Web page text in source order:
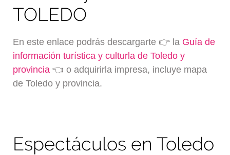
TOLEDO
En este enlace podrás descargarte 👉 la Guía de
información turística y culturla de Toledo y
provincia 👈 o adquirirla impresa, incluye mapa
de Toledo y provincia.
Espectáculos en Toledo